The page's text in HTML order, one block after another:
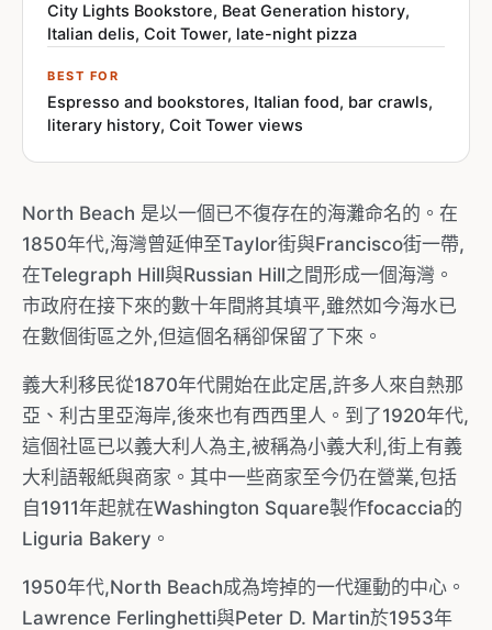
North Beach 是以一個已不復存在的海灘命名的。在
1850年代,海灣曾延伸至Taylor街與Francisco街一帶,
在Telegraph Hill與Russian Hill之間形成一個海灣。
市政府在接下來的數十年間將其填平,雖然如今海水已
在數個街區之外,但這個名稱卻保留了下來。
義大利移民從1870年代開始在此定居,許多人來自熱那
亞、利古里亞海岸,後來也有西西里人。到了1920年代,
這個社區已以義大利人為主,被稱為小義大利,街上有義
大利語報紙與商家。其中一些商家至今仍在營業,包括
自1911年起就在Washington Square製作focaccia的
Liguria Bakery。
1950年代,North Beach成為垮掉的一代運動的中心。
Lawrence Ferlinghetti與Peter D. Martin於1953年
City Lights Bookstore, Beat Generation history,
Italian delis, Coit Tower, late-night pizza
BEST FOR
Espresso and bookstores, Italian food, bar crawls,
literary history, Coit Tower views